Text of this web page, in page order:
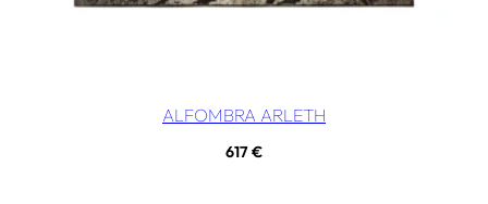
ALFOMBRA ARLETH
617€